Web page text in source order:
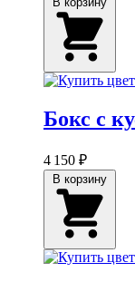
Бокс с
4 150 ₽